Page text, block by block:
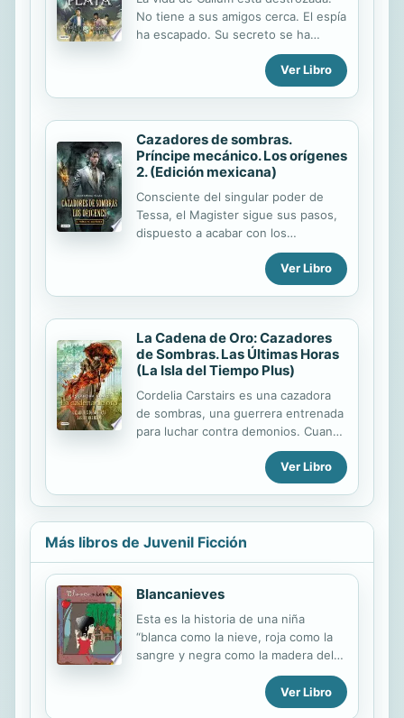
No tiene a sus amigos cerca. El espía
ha escapado. Su secreto se ha
revelado. Tras las rejas, lejos de la
magia, por lo que él es, por lo que
podría llegar ser. Una promesa de
pagar por ella. ¿Se mantendrá fuerte
y fiel a sus amigos y profesores?
Ver Libro
Cazadores de sombras.
Príncipe mecánico. Los orígenes
2. (Edición mexicana)
Consciente del singular poder de
Tessa, el Magister sigue sus pasos,
dispuesto a acabar con los
Cazadores de Sombras. Los culpa de
una desgracia que destrozó su vida.
devoto Jem, iniciará un viaje que los
llevará no solo a descubrir la terrible
tragedia de su enemigo, sino
también el secreto familiar que
esconde la verdadera identidad de la
chica.
Ver Libro
La Cadena de Oro: Cazadores
de Sombras. Las Últimas Horas
(La Isla del Tiempo Plus)
Cordelia Carstairs es una cazadora
de sombras, una guerrera entrenada
para luchar contra demonios. Cuando
su padre es acusado de un crimen
atroz, ella y su hermano viajan a
Londres para evitar la ruina de la
familia. Pronto, Cordelia se
reencontrará con sus amigos de
infancia, Jame y Lucie Herondale, y
elegantes, encuentros secretos y
reuniones sobrenaturales, donde
vampiros y brujos se mezclan con
sirenasy magos. Pero la nueva vida
de Cordelia salta por los aires
cuando unos demonios arrasan
Londres. Unos seres diabólicos que
no se parecen en nada a...
Ver Libro
Más libros de Juvenil Ficción
Blancanieves
Esta es la historia de una niña
“blanca como la nieve, roja como la
sangre y negra como la madera del
ébano”. Blancanieves es la princesa
más hermosa del reino, y su
madrastra, envidiosa, ha decidido
Ver Libro